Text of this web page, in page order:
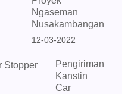
Ngaseman
Nusakambangan
12-03-2022
Pengiriman
Kanstin
Car